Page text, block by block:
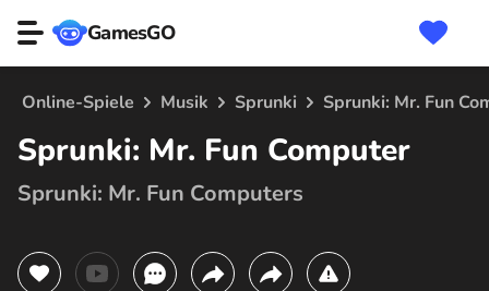
GamesGO
Online-Spiele Musik Sprunki Sprunki: Mr. Fun
Sprunki: Mr. Fun Computer
Sprunki: Mr. Fun Computers